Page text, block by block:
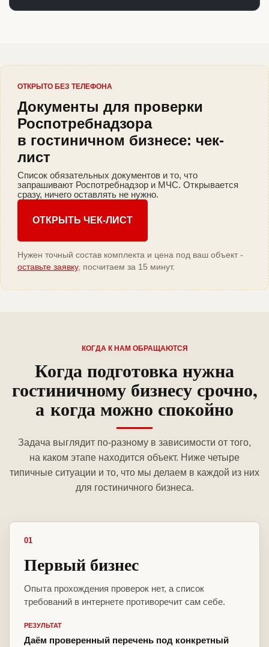
ОТКРЫТО БЕЗ ТЕЛЕФОНА
Документы для проверки
Роспотребнадзора
в гостиничном бизнесе: чек-
лист
Список обязательных документов и то, что
запрашивают Роспотребнадзор и МЧС. Открывается
сразу, ничего оставлять не нужно.
ОТКРЫТЬ ЧЕК-ЛИСТ
Нужен точный состав комплекта и цена под ваш объект -
оставьте заявку, посчитаем за 15 минут.
КОГДА К НАМ ОБРАЩАЮТСЯ
Когда подготовка нужна
гостиничному бизнесу срочно,
а когда можно спокойно
Задача выглядит по-разному в зависимости от того,
на каком этапе находится объект. Ниже четыре
типичные ситуации и то, что мы делаем в каждой из них
для гостиничного бизнеса.
01
Первый бизнес
Опыта прохождения проверок нет, а список
требований в интернете противоречит сам себе.
РЕЗУЛЬТАТ
Даём проверенный перечень под конкретный